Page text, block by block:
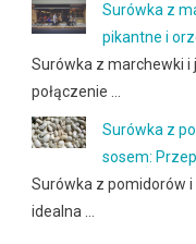
Surówka z
pikantne i
Surówka z marchewki i
połączenie …
Surówka z
sosem:
Surówka z pomidorów
idealna …